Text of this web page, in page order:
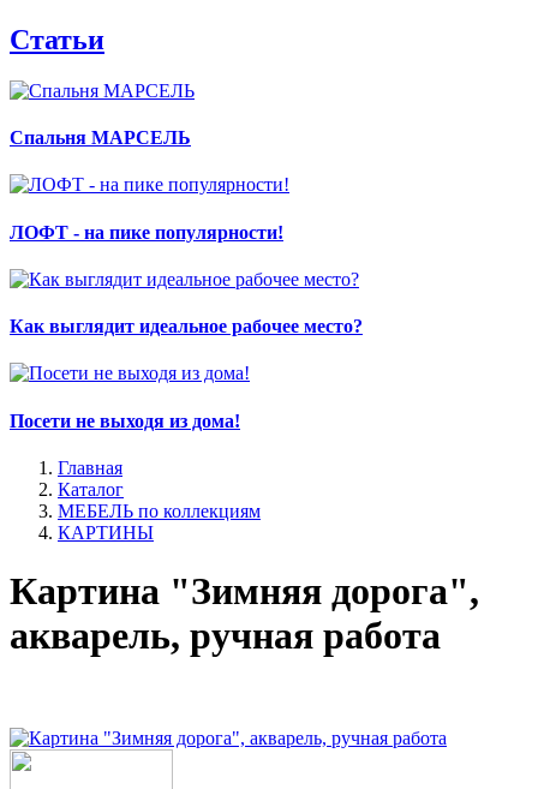
Статьи
Спальня МАРСЕЛЬ
ЛОФТ - на пике популярности!
Как выглядит идеальное рабочее место?
Посети не выходя из дома!
Главная
Каталог
МЕБЕЛЬ по коллекциям
КАРТИНЫ
Картина "Зимняя дорога",
акварель, ручная работа